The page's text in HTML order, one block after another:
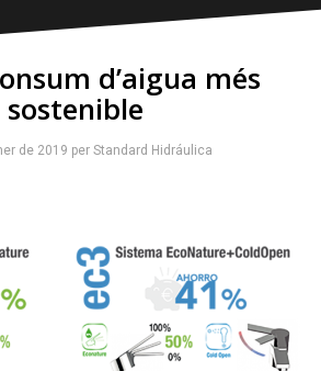
d’aigua més
sostenible
de 2019 per Standard Hidráulica